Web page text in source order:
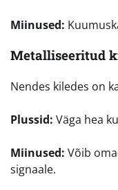
Miinused:
Metalliseeritud
Nendes kiledes on
Plussid: Väga hea
Miinused: Võib
signaale.